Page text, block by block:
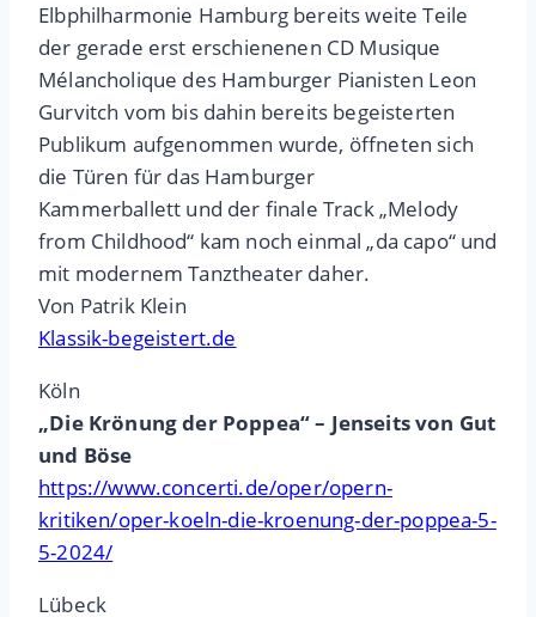
Elbphilharmonie Hamburg bereits weite Teile
der gerade erst erschienenen CD Musique
Mélancholique des Hamburger Pianisten Leon
Gurvitch vom bis dahin bereits begeisterten
Publikum aufgenommen wurde, öffneten sich
die Türen für das Hamburger
Kammerballett und der finale Track „Melody
from Childhood“ kam noch einmal „da capo“ und
mit modernem Tanztheater daher.
Von Patrik Klein
Klassik-begeistert.de
Köln
„Die Krönung der Poppea“ – Jenseits von Gut
und Böse
https://www.concerti.de/oper/opern-
kritiken/oper-koeln-die-kroenung-der-poppea-5-
5-2024/
Lübeck